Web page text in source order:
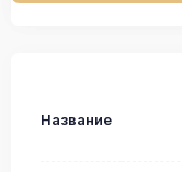
Название